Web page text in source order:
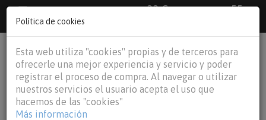
33 €
55
€Baleares y
person shopping_cart
Política de cookies
Esta web utiliza "cookies" propias y de terceros para
ofrecerle una mejor experiencia y servicio y poder
registrar el proceso de compra. Al navegar o utilizar
nuestros servicios el usuario acepta el uso que
hacemos de las "cookies"
Más información